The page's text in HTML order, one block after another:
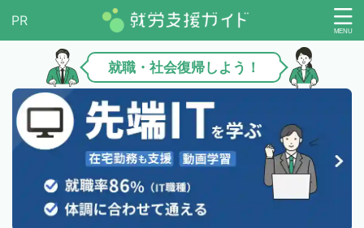
就職・社会復帰しよう！